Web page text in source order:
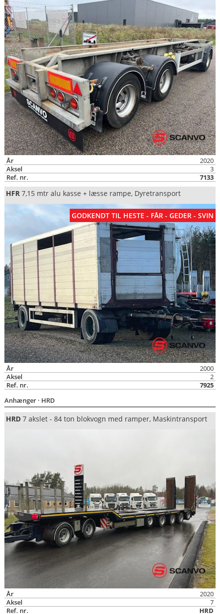
År
2020
Aksel
3
Ref. nr.
7133
HFR7,15 mtr alu kasse + læsse rampe, Dyretransport
GODKENDT TIL HESTE - FÅR - GEDER - SVIN
År
2000
Aksel
2
Ref. nr.
7925
Anhænger· HRD
HRD7 akslet - 84 ton blokvogn med ramper, Maskintransport
År
2020
Aksel
7
Ref. nr.
HRD